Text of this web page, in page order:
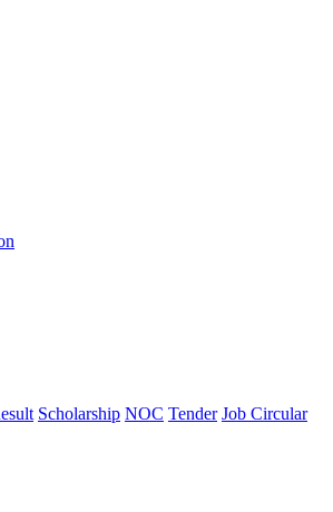
Scholarship NOC Tender Job Circular